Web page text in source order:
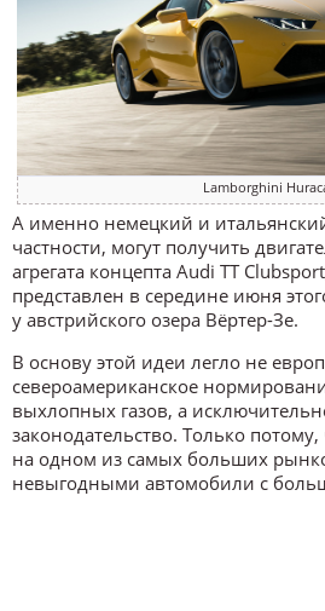
Lamborghini
А именно немецкий и
частности, могут получить
агрегата концепта Audi TT
представлен в середине июня
у австрийского озера Вёртер-Зе.
В основу этой идеи легло не
североамериканское
выхлопных газов, а
законодательство. Только
на одном из самых больших
невыгодными автомобили с